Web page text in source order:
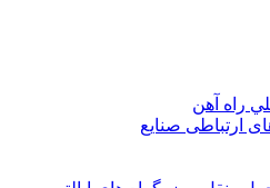
راه آهن
ارتباطی صنایع